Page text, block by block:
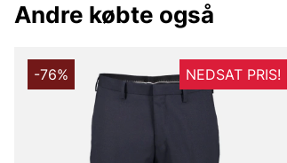
Andre købte også
-76% NEDSAT PRIS!